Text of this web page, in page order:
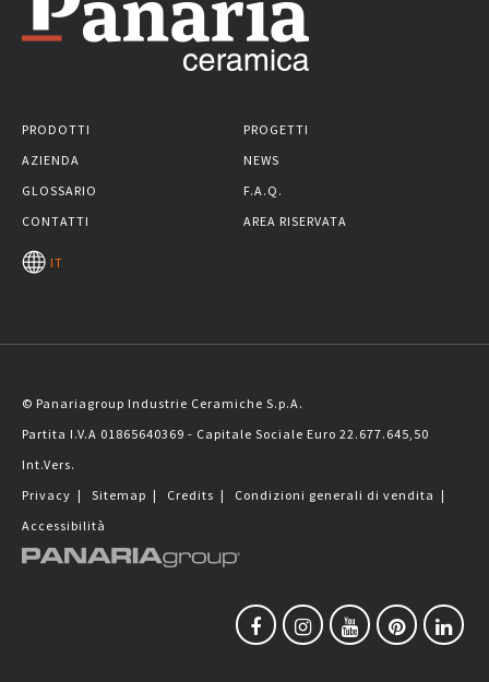
PRODOTTI
PROGETTI
AZIENDA
NEWS
GLOSSARIO
F.A.Q.
CONTATTI
AREA RISERVATA
IT
© Panariagroup Industrie Ceramiche S.p.A.
Partita I.V.A 01865640369 - Capitale Sociale Euro 22.677.645,50
Int.Vers.
Privacy | Sitemap | Credits | Condizioni generali di vendita |
Accessibilità